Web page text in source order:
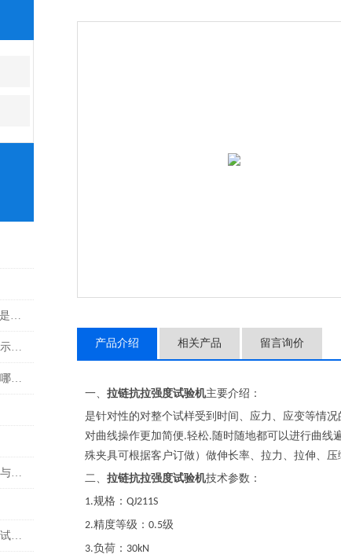
IP防水试验机的测试环境要求是什么？
电子式环刚度试验机的键位指示含义分析
液压材料试验机的日常维护有哪些注意事项？
材料试验机的有哪些保养技巧与方法
从原理到应用：台式电脑弯曲试验机全攻略
产品介绍 相关产品 留言询价
一、 拉链抗拉强度试验机主要介绍：
是针对性的对整个试样受到时间、应力、应变等情
对曲线操作更加简便.轻松. 随时随地都可以进行曲线
殊夹具可根据客户订做）做伸长率、拉力、拉伸、
二、 拉链抗拉强度试验机技术参数：
1.规格： QJ211S
2.精度等级： 0.5级
3.负荷： 30kN